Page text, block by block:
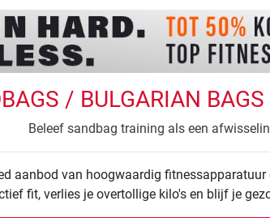
/ BULGARIAN
Beleef sandbag training als een
aanbod van hoogwaardig
fit, verlies je overtollige kilo's en blijf je